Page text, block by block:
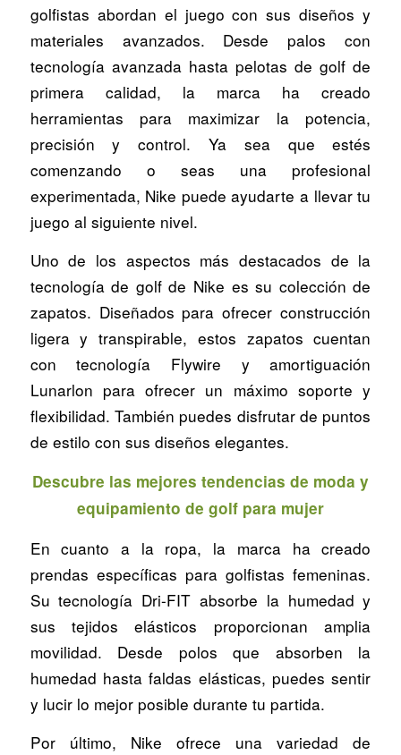
golfistas abordan el juego con sus diseños y
materiales avanzados. Desde palos con
tecnología avanzada hasta pelotas de golf de
primera calidad, la marca ha creado
herramientas para maximizar la potencia,
precisión y control. Ya sea que estés
comenzando o seas una profesional
experimentada, Nike puede ayudarte a llevar tu
juego al siguiente nivel.
Uno de los aspectos más destacados de la
tecnología de golf de Nike es su colección de
zapatos. Diseñados para ofrecer construcción
ligera y transpirable, estos zapatos cuentan
con tecnología Flywire y amortiguación
Lunarlon para ofrecer un máximo soporte y
flexibilidad. También puedes disfrutar de puntos
de estilo con sus diseños elegantes.
Descubre las mejores tendencias de moda y
equipamiento de golf para mujer
En cuanto a la ropa, la marca ha creado
prendas específicas para golfistas femeninas.
Su tecnología Dri-FIT absorbe la humedad y
sus tejidos elásticos proporcionan amplia
movilidad. Desde polos que absorben la
humedad hasta faldas elásticas, puedes sentir
y lucir lo mejor posible durante tu partida.
Por último, Nike ofrece una variedad de